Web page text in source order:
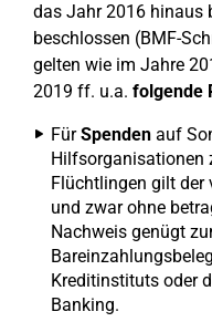
das Jahr 2016 hinaus
beschlossen (BMF-
gelten wie im Jahre
2019 ff. u.a. folgende
FürSpenden auf
Hilfsorganisationen
Flüchtlingen gilt der
und zwar ohne
Nachweis genügt
Kreditinstituts oder
Banking.